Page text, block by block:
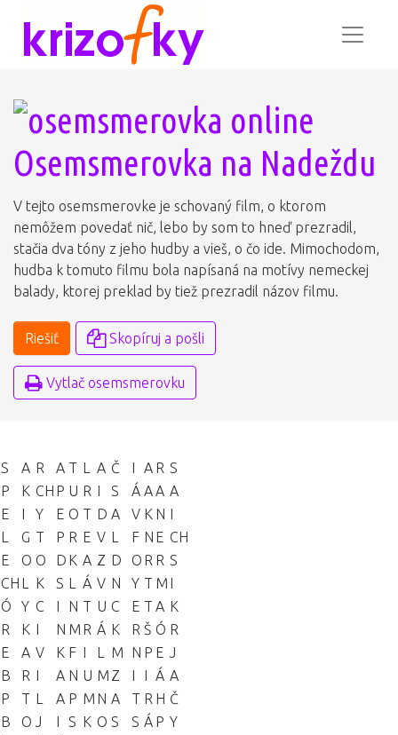
Osemsmerovka na Nadeždu
V tejto osemsmerovke je schovaný film, o ktorom
nemôžem povedať nič, lebo by som to hneď prezradil,
stačia dva tóny z jeho hudby a vieš, o čo ide. Mimochodom,
hudba k tomuto filmu bola napísaná na motívy nemeckej
balady, ktorej preklad by tiež prezradil názov filmu.
Riešiť Skopíruj a pošli
Vytlač osemsmerovku
S A R A T L A Č I A R S
P
K CH P U R I S Á A A A
E
I Y E O T D A V K N I
L
G T P R E V L F N E CH
E
O O D K A Z D O R R S
CH L K S L Á V N Y T M I
Ó
Y C I N T U C E T A K
R
K I N M R Á K R Š Ó R
E
A V K F I L M N P E
J
B
R I A N U M Z I I Á A
P
T L A P M N A T R H Č
B
O J I S K O S S Á P Y